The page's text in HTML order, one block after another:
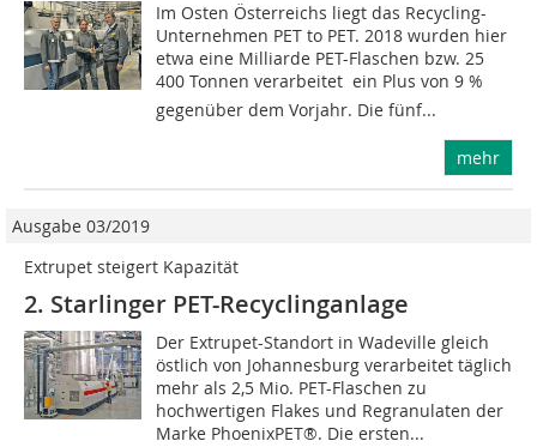
Im Osten Österreichs liegt das Recycling-
Unternehmen PET to PET. 2018 wurden hier
etwa eine Milliarde PET-Flaschen bzw. 25
400 Tonnen verarbeitet  ein Plus von 9 %
gegenüber dem Vorjahr. Die fünf...
mehr
Ausgabe 03/2019
Extrupet steigert Kapazität
2. Starlinger PET-Recyclinganlage
Der Extrupet-Standort in Wadeville gleich
östlich von Johannesburg verarbeitet täglich
mehr als 2,5 Mio. PET-Flaschen zu
hochwertigen Flakes und Regranulaten der
Marke PhoenixPET®. Die ersten...